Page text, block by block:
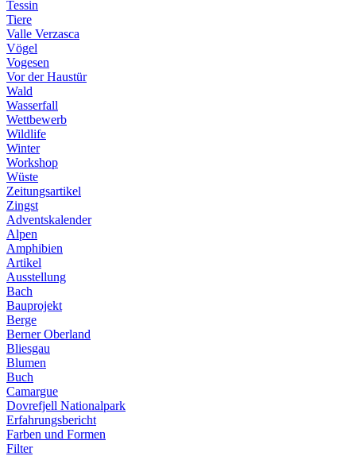
Tessin
Tiere
Valle Verzasca
Vögel
Vogesen
Vor der Haustür
Wald
Wasserfall
Wettbewerb
Wildlife
Winter
Workshop
Wüste
Zeitungsartikel
Zingst
Adventskalender
Alpen
Amphibien
Artikel
Ausstellung
Bach
Bauprojekt
Berge
Berner Oberland
Bliesgau
Blumen
Buch
Camargue
Dovrefjell Nationalpark
Erfahrungsbericht
Farben und Formen
Filter